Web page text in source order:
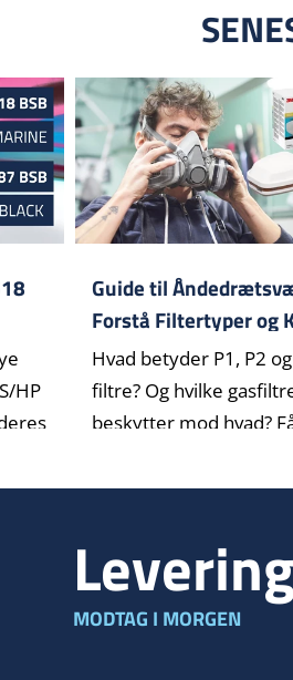
HP
Guide til
Forstå Filtertyper og
(P1, P2, P3)
Hvad betyder P1, P2
filtre? Og hvilke
beskytter mod hvad?
Levering
MODTAG I MORGEN